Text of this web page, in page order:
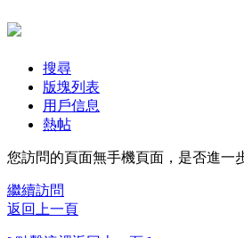
搜尋
版塊列表
用戶信息
熱帖
您訪問的頁面無手機頁面，是否進一
繼續訪問
返回上一頁